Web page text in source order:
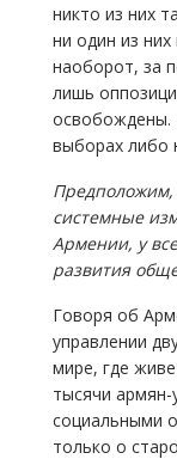
никто из них
ни один из
наоборот, за
лишь
освобождены.
выборах либо
системные
Армении, у
развития
Говоря об
управлении
мире, где
тысячи
социальными
только о